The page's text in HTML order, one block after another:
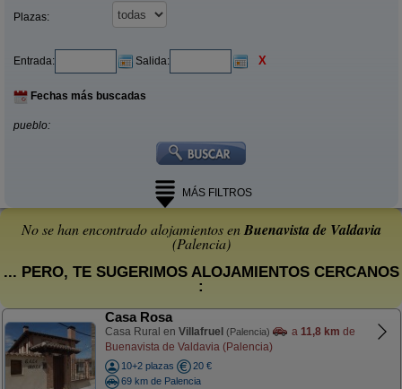
Plazas:
Entrada: Salida: X
Fechas más buscadas
pueblo:
MÁS FILTROS
No se han encontrado alojamientos enBuenavista de Valdavia
(Palencia)
... PERO, TE SUGERIMOS ALOJAMIENTOS CERCANOS
:
Casa Rosa
Casa Rural en Villafruel (Palencia) a 11,8 km de
Buenavista de Valdavia (Palencia)
10+2 plazas
20 €
69 km de Palencia